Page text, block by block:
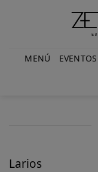
MENÚ EVENTOS
Larios